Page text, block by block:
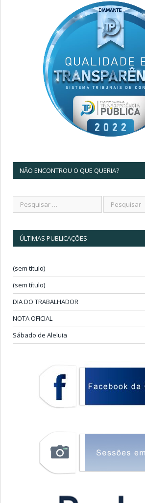
NÃO ENCONTROU O QUE QUERIA?
ÚLTIMAS PUBLICAÇÕES
(sem título)
(sem título)
DIA DO TRABALHADOR
NOTA OFICIAL
Sábado de Aleluia